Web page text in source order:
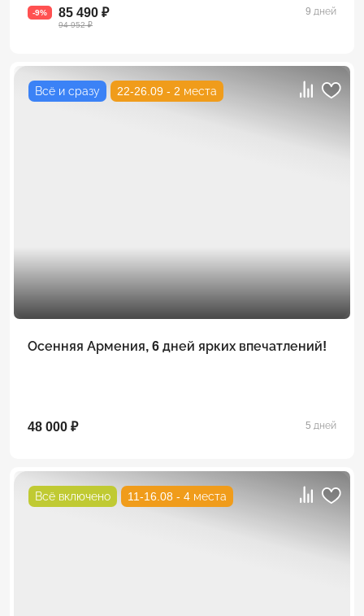
-9% 85 490 ₽
94 952 ₽
9 дней
Всё и сразу 22-26.09 - 2 места
Осенняя Армения, 6 дней ярких впечатлений!
48 000 ₽ 5 дней
Всё включено 11-16.08 - 4 места